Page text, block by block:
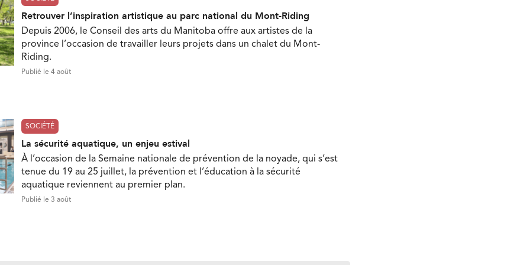
Retrouver l’inspiration artistique au parc national du Mont-Riding
Depuis 2006, le Conseil des arts du Manitoba offre aux artistes de la
province l’occasion de travailler leurs projets dans un chalet du Mont-
Riding.
Publié le 4 août
SOCIÉTÉ
La sécurité aquatique, un enjeu estival
À l’occasion de la Semaine nationale de prévention de la noyade, qui s’est
tenue du 19 au 25 juillet, la prévention et l’éducation à la sécurité
aquatique reviennent au premier plan.
Publié le 3 août